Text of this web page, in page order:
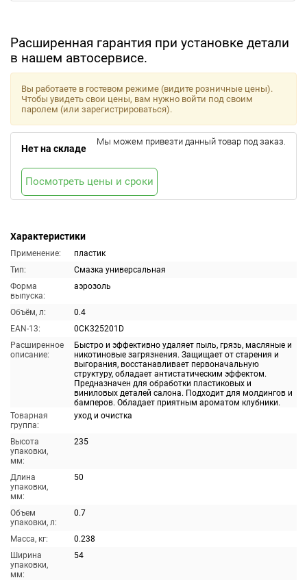
Расширенная гарантия при установке детали
в нашем автосервисе.
Характеристики
Применение:
пластик
Тип:
Смазка универсальная
Форма
выпуска:
аэрозоль
Объём, л:
0.4
EAN-13:
0CK325201D
Расширенное
описание:
Быстро и эффективно удаляет пыль, грязь, масляные и
никотиновые загрязнения. Защищает от старения и
выгорания, восстанавливает первоначальную
структуру, обладает антистатическим эффектом.
Предназначен для обработки пластиковых и
виниловых деталей салона. Подходит для молдингов и
бамперов. Обладает приятным ароматом клубники.
Товарная
группа:
уход и очистка
Высота
упаковки,
мм:
235
Длина
упаковки,
мм:
50
Объем
упаковки, л:
0.7
Масса, кг:
0.238
Ширина
упаковки,
мм:
54
Вы работаете в гостевом режиме (видите розничные цены).
Чтобы увидеть свои цены, вам нужно войти под своим
паролем (или зарегистрироваться).
Нет на складе
Мы можем привезти данный товар под заказ.
Посмотреть цены и сроки